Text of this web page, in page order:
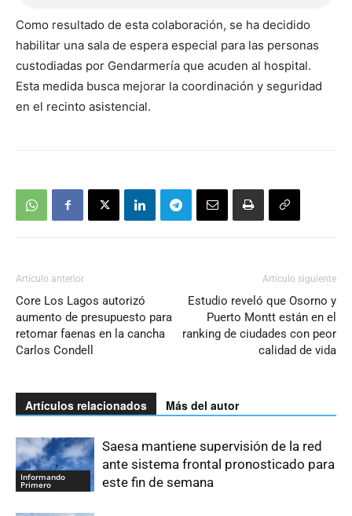
Como resultado de esta colaboración, se ha decidido
habilitar una sala de espera especial para las personas
custodiadas por Gendarmería que acuden al hospital.
Esta medida busca mejorar la coordinación y seguridad
en el recinto asistencial.
Artículo anterior
Core Los Lagos autorizó
aumento de presupuesto para
retomar faenas en la cancha
Carlos Condell
Artículo siguiente
Estudio reveló que Osorno y
Puerto Montt están en el
ranking de ciudades con peor
calidad de vida
Artículos relacionados Más del autor
Informando
Primero
Saesa mantiene supervisión de la red
ante sistema frontal pronosticado para
este fin de semana